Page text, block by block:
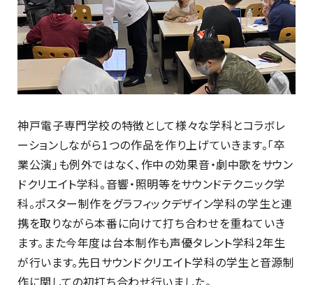
神戸電子専門学校の特徴として様々な学科とコラボレ
ーションしながら1つの作品を作り上げていきます。「卒
業公演」も例外ではなく、作中の効果音・劇中歌をサウン
ドクリエイト学科。音響・照明等をサウンドテクニック学
科。ポスター制作をグラフィックデザイン学科の学生と連
携を取りながら本番に向けて打ち合わせを重ねていき
ます。また今年度は台本制作も声優タレント学科2年生
が行います。先日サウンドクリエイト学科の学生と音源制
作に関しての初打ち合わせ行いました。